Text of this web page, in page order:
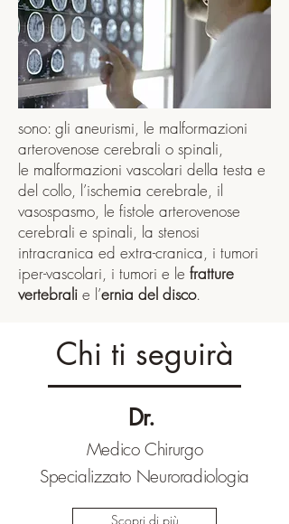
sono: gli aneurismi, le malformazioni
arterovenose cerebrali o spinali,
le malformazioni vascolari della testa e
del collo, l’ischemia cerebrale, il
vasospasmo, le fistole arterovenose
cerebrali e spinali, la stenosi
intracranica ed extra-cranica, i tumori
iper-vascolari, i tumori e le fratture
vertebrali e l’ernia del disco.
Chi ti seguirà
Dr.
Medico Chirurgo
Specializzato Neuroradiologia
Scopri di più